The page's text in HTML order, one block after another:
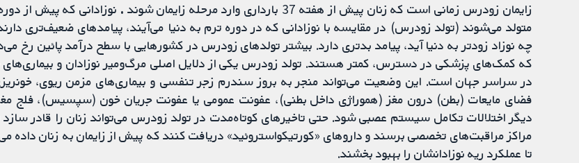
زایمان زودرس زمانی است که زنان پیش از هفته 37 بارداری وارد مرحله زایمان شوند . نوزادانی که پیش از
متولد می‌شوند (تولد زودرس) در مقایسه با نوزادانی که در دوره ترم به دنیا می‌آیند، پیامدهای ضعیف‌تری
چه نوزاد زودتر به دنیا آید، پیامد بدتری دارد. بیشتر تولدهای زودرس در کشورهایی با سطح درآمد پائین رخ
که کمک‌های پزشکی در دسترس، کمتر هستند. تولد زودرس یکی از دلایل اصلی مرگ‌ومیر نوزادان و
در سراسر جهان است. این وضعیت می‌تواند منجر به بروز سندرم زجر تنفسی و بیماری‌های مزمن ریوی،
فضای مایعات (بطن) درون مغز (هموراژی داخل بطنی)، عفونت عمومی یا عفونت جریان خون (سپسیس)، فلج
دیگر اختلالات تکامل سیستم عصبی شود. حتی تاخیرهای کوتاه‌مدت در تولد زودرس می‌تواند زنان را قادر سازد
مراکز مراقبت‌های تخصصی برسند و داروهای «کورتیکواستروئید» دریافت کنند که پیش از زایمان به زنان داده
تا عملکرد ریه نوزادانشان را بهبود بخشند.